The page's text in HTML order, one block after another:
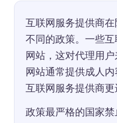
互联网服务提供商
不同的政策。一些
网站，这对代理用
网站通常提供成人
互联网服务提供商更
政策最严格的国家